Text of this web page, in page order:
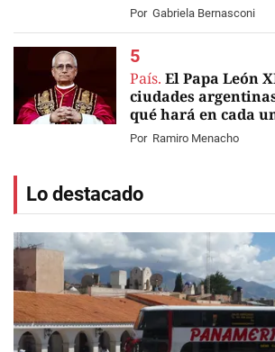
Por Gabriela Bernasconi
País. El Papa León
ciudades
qué hará en cada
Por Ramiro Menacho
Lo destacado